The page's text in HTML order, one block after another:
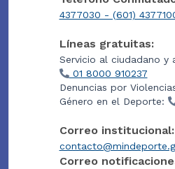
4377030 - (601)
Líneas gratuitas:
Servicio al ciudadano y
01 8000 910237
Denuncias por
Género en el Deporte:
Correo institucional:
Correo